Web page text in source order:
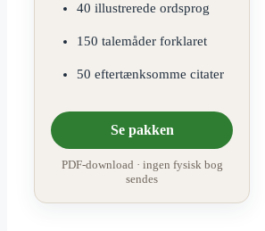
40 illustrerede ordsprog
150 talemåder forklaret
50 eftertænksomme citater
Se pakken
PDF-download · ingen fysisk bog
sendes